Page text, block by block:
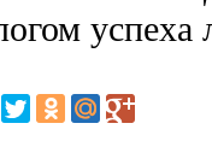
успеха